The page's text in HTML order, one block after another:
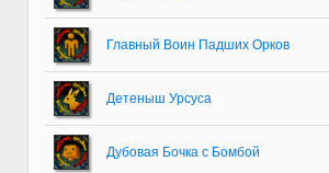
Главный Воин Падших Орков
Детеныш Урсуса
Дубовая Бочка с Бомбой